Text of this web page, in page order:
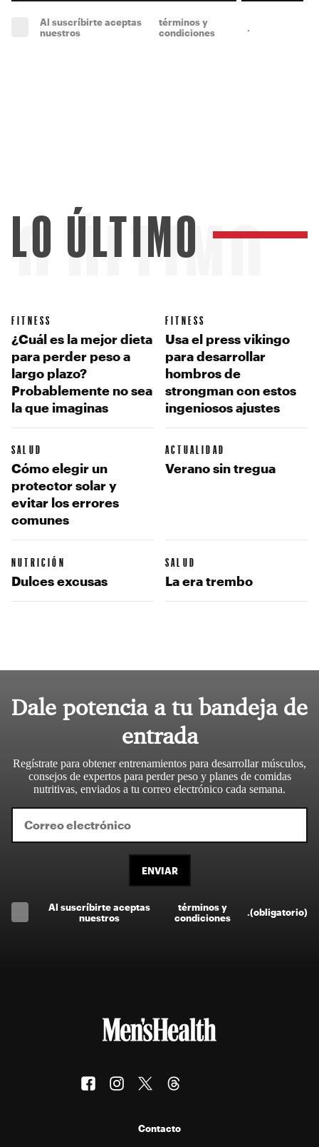
Al suscríbirte aceptas
nuestros
términos y
condiciones
ÚLTIMO
LO ÚLTIMO
FITNESS
¿Cuál es la mejor dieta
para perder peso a
largo plazo?
Probablemente no sea
la que imaginas
FITNESS
Usa el press vikingo
para desarrollar
hombros de
strongman con estos
ingeniosos ajustes
SALUD
Cómo elegir un
protector solar y
evitar los errores
comunes
ACTUALIDAD
Verano sin tregua
NUTRICIÓN
Dulces excusas
SALUD
La era trembo
Dale potencia a tu bandeja de
entrada
Regístrate para obtener entrenamientos para desarrollar músculos,
consejos de expertos para perder peso y planes de comidas
nutritivas, enviados a tu correo electrónico cada semana.
ENVIAR
Al suscríbirte aceptas
nuestros
términos y
condiciones
.(obligatorio)
Contacto